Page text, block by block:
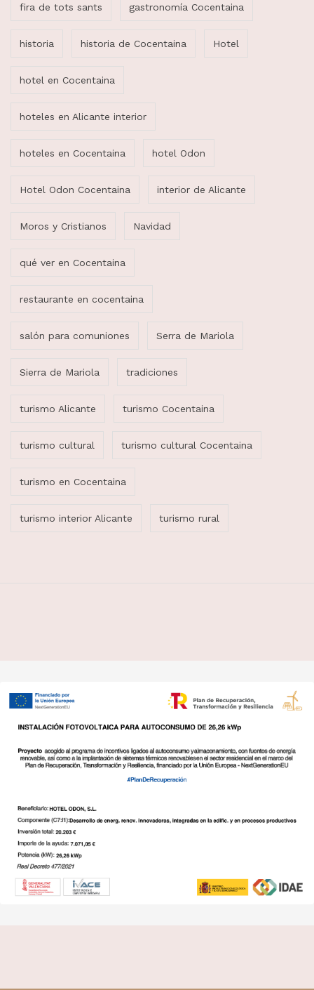
fira de tots sants gastronomía Cocentaina
historia historia de Cocentaina Hotel
hotel en Cocentaina
hoteles en Alicante interior
hoteles en Cocentaina hotel Odon
Hotel Odon Cocentaina interior de Alicante
Moros y Cristianos Navidad
qué ver en Cocentaina
restaurante en cocentaina
salón para comuniones Serra de Mariola
Sierra de Mariola tradiciones
turismo Alicante turismo Cocentaina
turismo cultural turismo cultural Cocentaina
turismo en Cocentaina
turismo interior Alicante turismo rural